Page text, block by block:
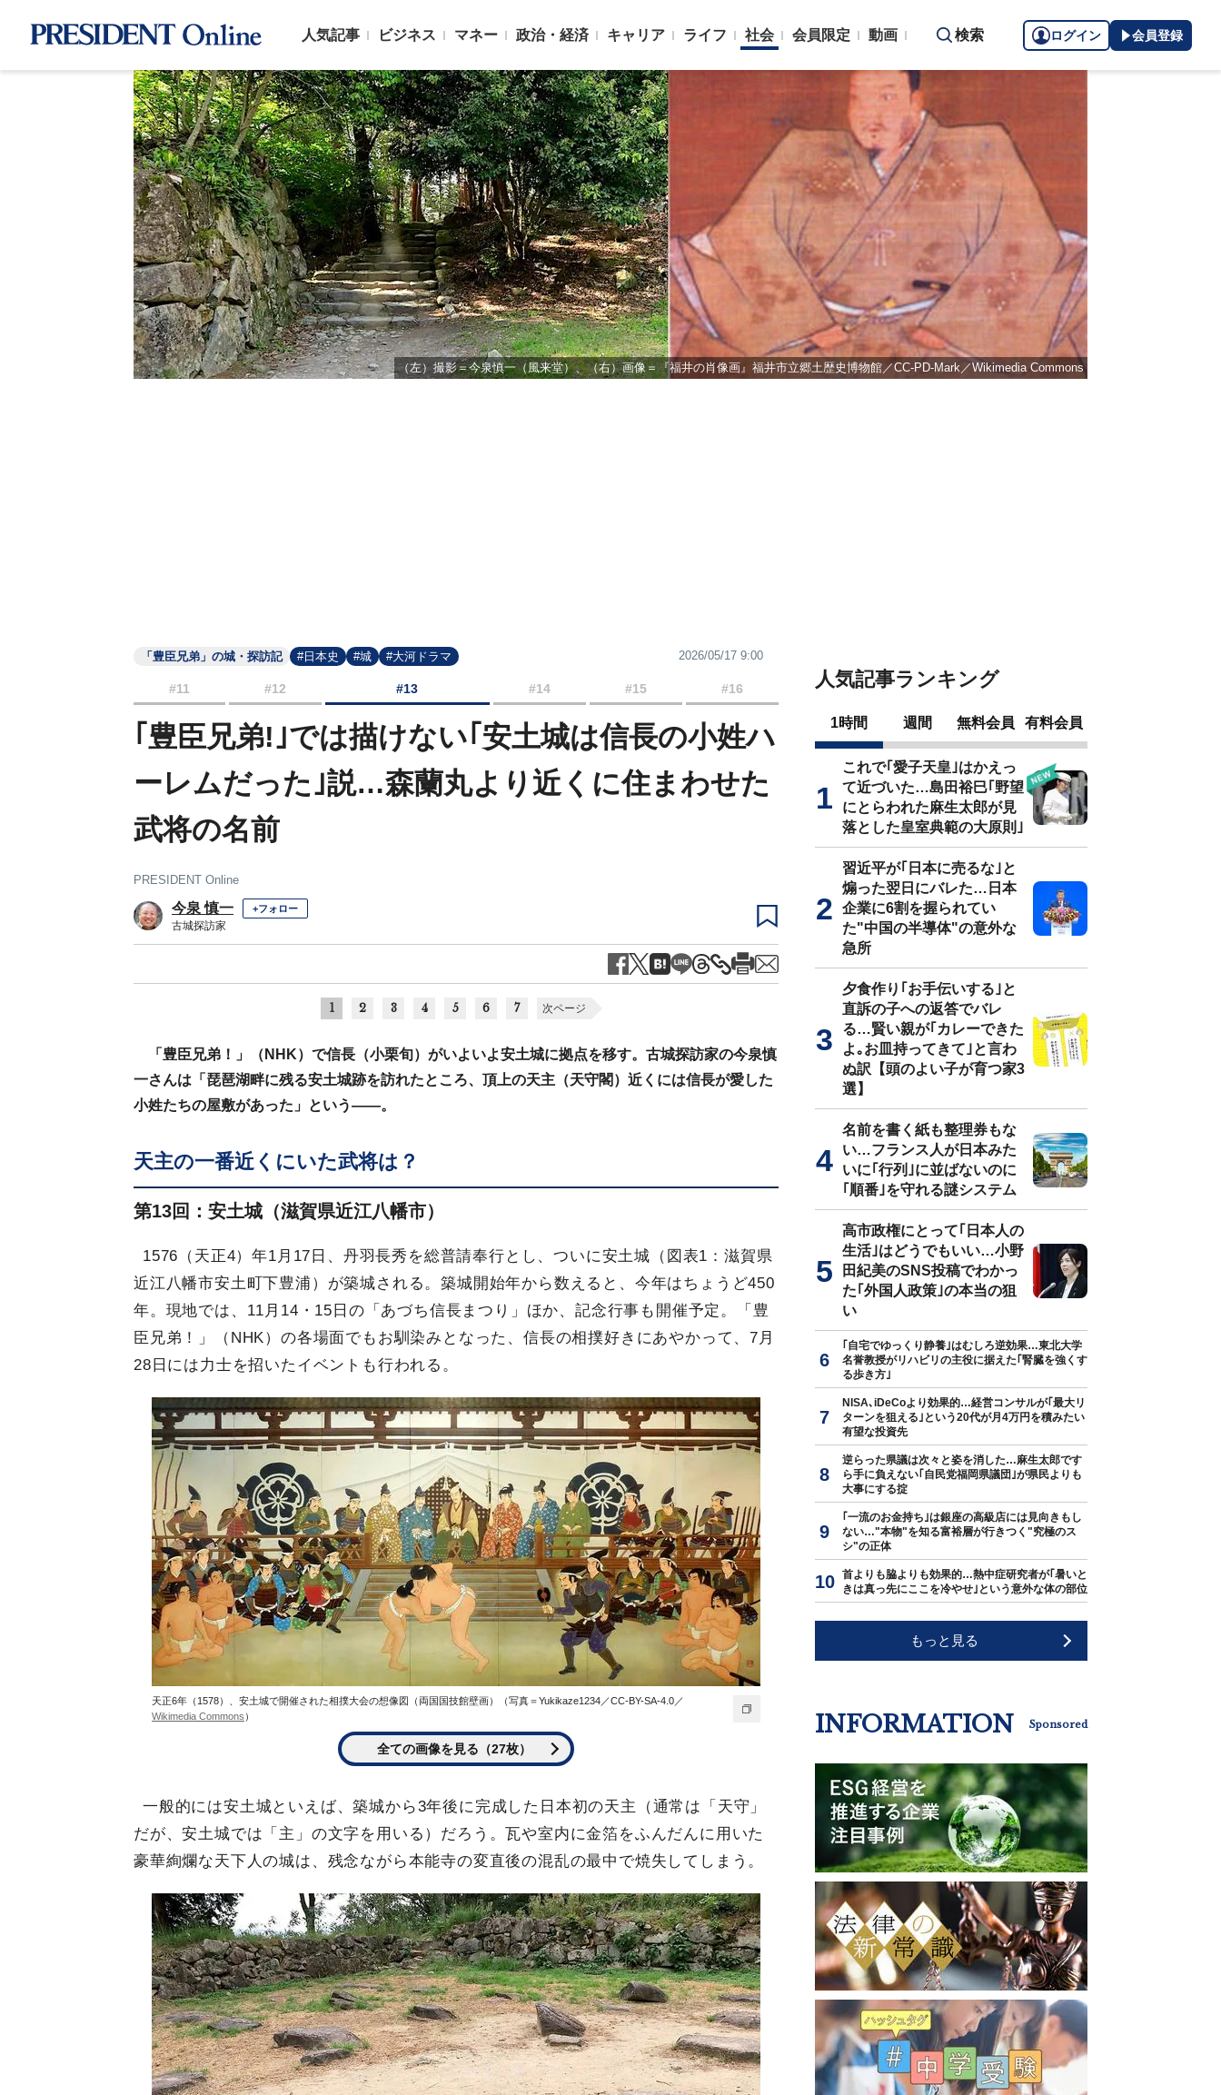
人気記事 ビジネス マネー 政治・経済 キャリア ライフ 社会 会員限定 動画 検索 ログイン 会員登録
（左）撮影＝今泉慎一（風来堂）、（右）画像＝『福井の肖像画』福井市立郷土歴史博物館／CC-PD-Mark／Wikimedia Commons
「豊臣兄弟」の城・探訪記 #日本史 #城 #大河ドラマ 2026/05/17 9:00
#11 #12 #13 #14 #15 #16
｢豊臣兄弟!｣では描けない｢安土城は信長の小姓ハ
ーレムだった｣説…森蘭丸より近くに住まわせた
武将の名前
PRESIDENT Online
今泉 慎一 +フォロー
古城探訪家
1 2 3 4 5 6 7 次ページ
「豊臣兄弟！」（NHK）で信長（小栗旬）がいよいよ安土城に拠点を移す。古城探訪家の今泉慎
一さんは「琵琶湖畔に残る安土城跡を訪れたところ、頂上の天主（天守閣）近くには信長が愛した
小姓たちの屋敷があった」という――。
天主の一番近くにいた武将は？
第13回：安土城（滋賀県近江八幡市）
1576（天正4）年1月17日、丹羽長秀を総普請奉行とし、ついに安土城（図表1：滋賀県
近江八幡市安土町下豊浦）が築城される。築城開始年から数えると、今年はちょうど450
年。現地では、11月14・15日の「あづち信長まつり」ほか、記念行事も開催予定。「豊
臣兄弟！」（NHK）の各場面でもお馴染みとなった、信長の相撲好きにあやかって、7月
28日には力士を招いたイベントも行われる。
天正6年（1578）、安土城で開催された相撲大会の想像図（両国国技館壁画）（写真＝Yukikaze1234／CC-BY-SA-4.0／
Wikimedia Commons ）
全ての画像を見る（27枚）
一般的には安土城といえば、築城から3年後に完成した日本初の天主（通常は「天守」
だが、安土城では「主」の文字を用いる）だろう。瓦や室内に金箔をふんだんに用いた
豪華絢爛な天下人の城は、残念ながら本能寺の変直後の混乱の最中で焼失してしまう。
人気記事ランキング
1時間 週間 無料会員 有料会員
これで｢愛子天皇｣はかえっ
て近づいた…島田裕巳｢野望
にとらわれた麻生太郎が見
落とした皇室典範の大原則｣
習近平が｢日本に売るな｣と
煽った翌日にバレた…日本
企業に6割を握られてい
た"中国の半導体"の意外な
急所
夕食作り｢お手伝いする｣と
直訴の子への返答でバレ
る…賢い親が｢カレーできた
よ｡お皿持ってきて｣と言わ
ぬ訳【頭のよい子が育つ家3
選】
名前を書く紙も整理券もな
い…フランス人が日本みた
いに｢行列｣に並ばないのに
｢順番｣を守れる謎システム
高市政権にとって｢日本人の
生活｣はどうでもいい…小野
田紀美のSNS投稿でわかっ
た｢外国人政策｣の本当の狙
い
｢自宅でゆっくり静養｣はむしろ逆効果…東北大学
名誉教授がリハビリの主役に据えた｢腎臓を強くす
る歩き方｣
NISA､iDeCoより効果的…経営コンサルが｢最大リ
ターンを狙える｣という20代が月4万円を積みたい
有望な投資先
逆らった県議は次々と姿を消した…麻生太郎です
ら手に負えない｢自民党福岡県議団｣が県民よりも
大事にする掟
｢一流のお金持ち｣は銀座の高級店には見向きもし
ない…"本物"を知る富裕層が行きつく"究極のス
シ"の正体
首よりも脇よりも効果的…熱中症研究者が｢暑いと
きは真っ先にここを冷やせ｣という意外な体の部位
もっと見る
INFORMATION Sponsored